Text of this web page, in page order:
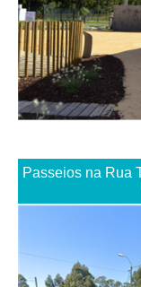
Passeios na Rua